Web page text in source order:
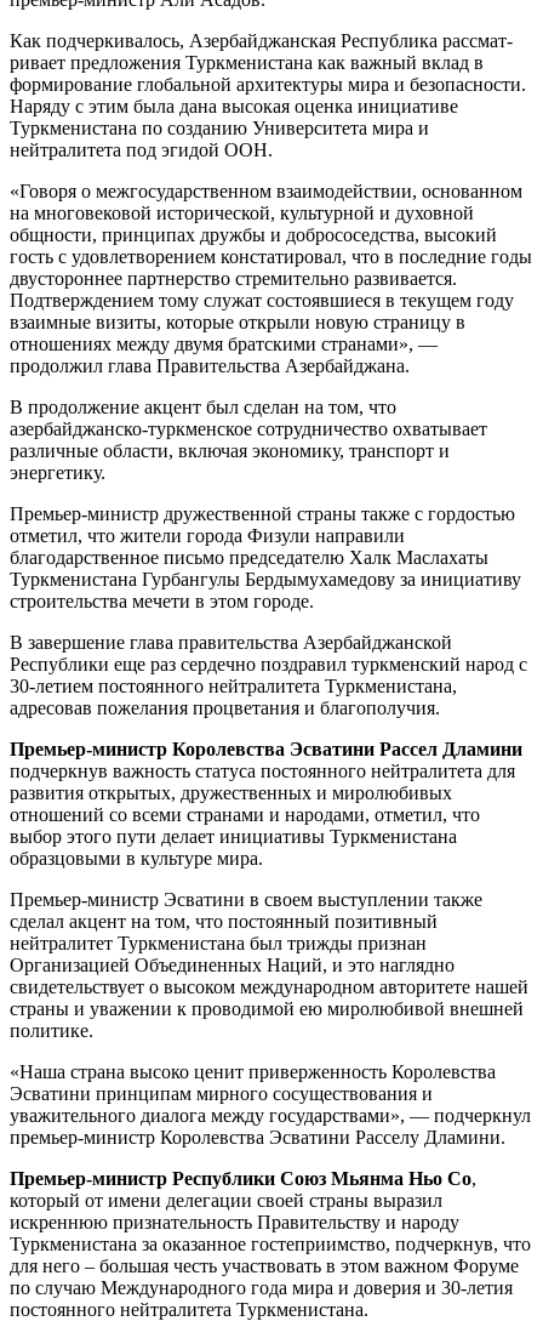
Как подчеркивалось, Азербайджанская Республика рассмат­
ривает предложения Туркменистана как важный вклад в
формирование глобальной архитектуры мира и безо­пасности.
Наряду с этим была дана высокая оценка инициативе
Туркменистана по созданию Университета мира и
нейтралитета под эгидой ООН.
«Говоря о межгосударственном взаи­модействии, основанном
на многовековой исторической, культурной и духовной
общности, принципах дружбы и добрососедства, высокий
гость с удовлетворением констатировал, что в последние годы
двустороннее партнерство стремительно развивается.
Подтверждением тому служат состоявшиеся в текущем году
взаимные визиты, которые открыли новую страницу в
отношениях между двумя братскими странами», —
продолжил глава Правительства Азербайджана.
В продолжение акцент был сделан на том, что
азербайджанско-туркменское сотрудничество охватывает
различные области, включая экономику, транспорт и
энергетику.
Премьер-министр дружественной страны также с гордостью
отметил, что жители города Физули направили
благодарственное письмо председателю Халк Маслахаты
Туркменистана Гурбангулы Бердымухамедову за инициативу
строительства мечети в этом городе.
В завершение глава правительства Азербайджанской
Республики еще раз сердечно поздравил туркменский народ с
30-летием постоянного нейтралитета Туркменистана,
адресовав пожелания процветания и благополучия.
Премьер-министр Королевства Эсватини Рассел Дламини
подчеркнув важность статуса постоянного нейтралитета для
развития открытых, дружественных и миролюбивых
отношений со всеми странами и народами, отметил, что
выбор этого пути делает инициативы Туркменистана
образцовыми в культуре мира.
Премьер-министр Эсватини в своем выступлении также
сделал акцент на том, что постоянный позитивный
нейтралитет Туркменистана был трижды признан
Организацией Объединенных Наций, и это наглядно
свидетельствует о высоком международном авторитете нашей
страны и уважении к проводимой ею миролюбивой внешней
политике.
«Наша страна высоко ценит приверженность Королевства
Эсватини принципам мирного сосуществования и
уважительного диалога между государствами», — подчеркнул
премьер-министр Королевства Эсватини Расселу Дламини.
Премьер-министр Республики Союз Мьянма Ньо Со,
который от имени делегации своей страны выразил
искреннюю признательность Правительству и народу
Туркменистана за оказанное гостеприимство, подчеркнув, что
для него – большая честь участвовать в этом важном Форуме
по случаю Международного года мира и доверия и 30-летия
постоянного нейтралитета Туркменистана.